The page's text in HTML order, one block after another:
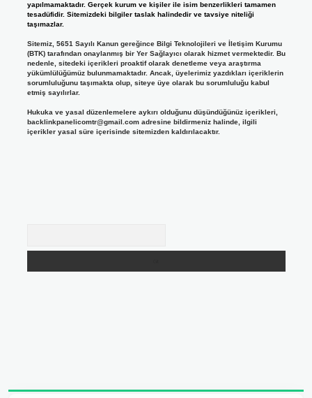
yapılmamaktadır. Gerçek kurum ve kişiler ile isim benzerlikleri tamamen
tesadüfidir. Sitemizdeki bilgiler taslak halindedir ve tavsiye niteliği
taşımazlar.
Sitemiz, 5651 Sayılı Kanun gereğince Bilgi Teknolojileri ve İletişim Kurumu
(BTK) tarafından onaylanmış bir Yer Sağlayıcı olarak hizmet vermektedir. Bu
nedenle, sitedeki içerikleri proaktif olarak denetleme veya araştırma
yükümlülüğümüz bulunmamaktadır. Ancak, üyelerimiz yazdıkları içeriklerin
sorumluluğunu taşımakta olup, siteye üye olarak bu sorumluluğu kabul
etmiş sayılırlar.
Hukuka ve yasal düzenlemelere aykırı olduğunu düşündüğünüz içerikleri,
backlinkpanelicomtr@gmail.comadresine bildirmeniz halinde, ilgili
içerikler yasal süre içerisinde sitemizden kaldırılacaktır.